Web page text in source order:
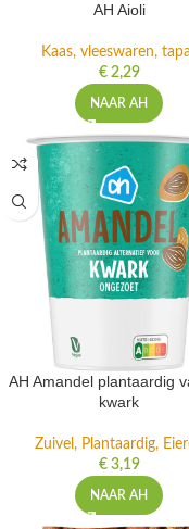
AH Aioli
Kaas, vleeswaren,
€2,29
NAAR AH
AH Amandel plantaardig
kwark
Zuivel, Plantaardig,
€3,19
NAAR AH